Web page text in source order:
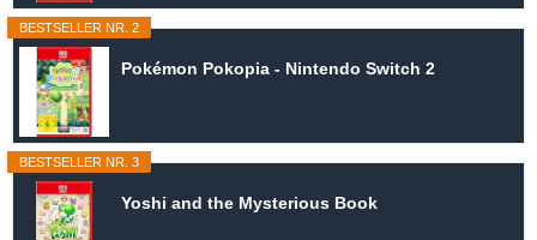
BESTSELLER NR. 2
Pokémon Pokopia - Nintendo Switch 2
BESTSELLER NR. 3
Yoshi and the Mysterious Book